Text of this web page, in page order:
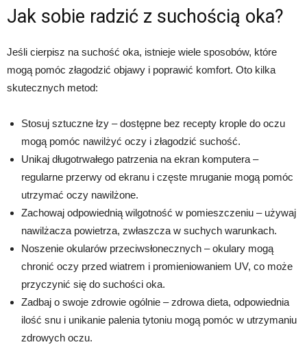
Jak sobie radzić z suchością oka?
Jeśli cierpisz na suchość oka, istnieje wiele sposobów, które
mogą pomóc złagodzić objawy i poprawić komfort. Oto kilka
skutecznych metod:
Stosuj sztuczne łzy – dostępne bez recepty krople do oczu
mogą pomóc nawilżyć oczy i złagodzić suchość.
Unikaj długotrwałego patrzenia na ekran komputera –
regularne przerwy od ekranu i częste mruganie mogą pomóc
utrzymać oczy nawilżone.
Zachowaj odpowiednią wilgotność w pomieszczeniu – używaj
nawilżacza powietrza, zwłaszcza w suchych warunkach.
Noszenie okularów przeciwsłonecznych – okulary mogą
chronić oczy przed wiatrem i promieniowaniem UV, co może
przyczynić się do suchości oka.
Zadbaj o swoje zdrowie ogólnie – zdrowa dieta, odpowiednia
ilość snu i unikanie palenia tytoniu mogą pomóc w utrzymaniu
zdrowych oczu.